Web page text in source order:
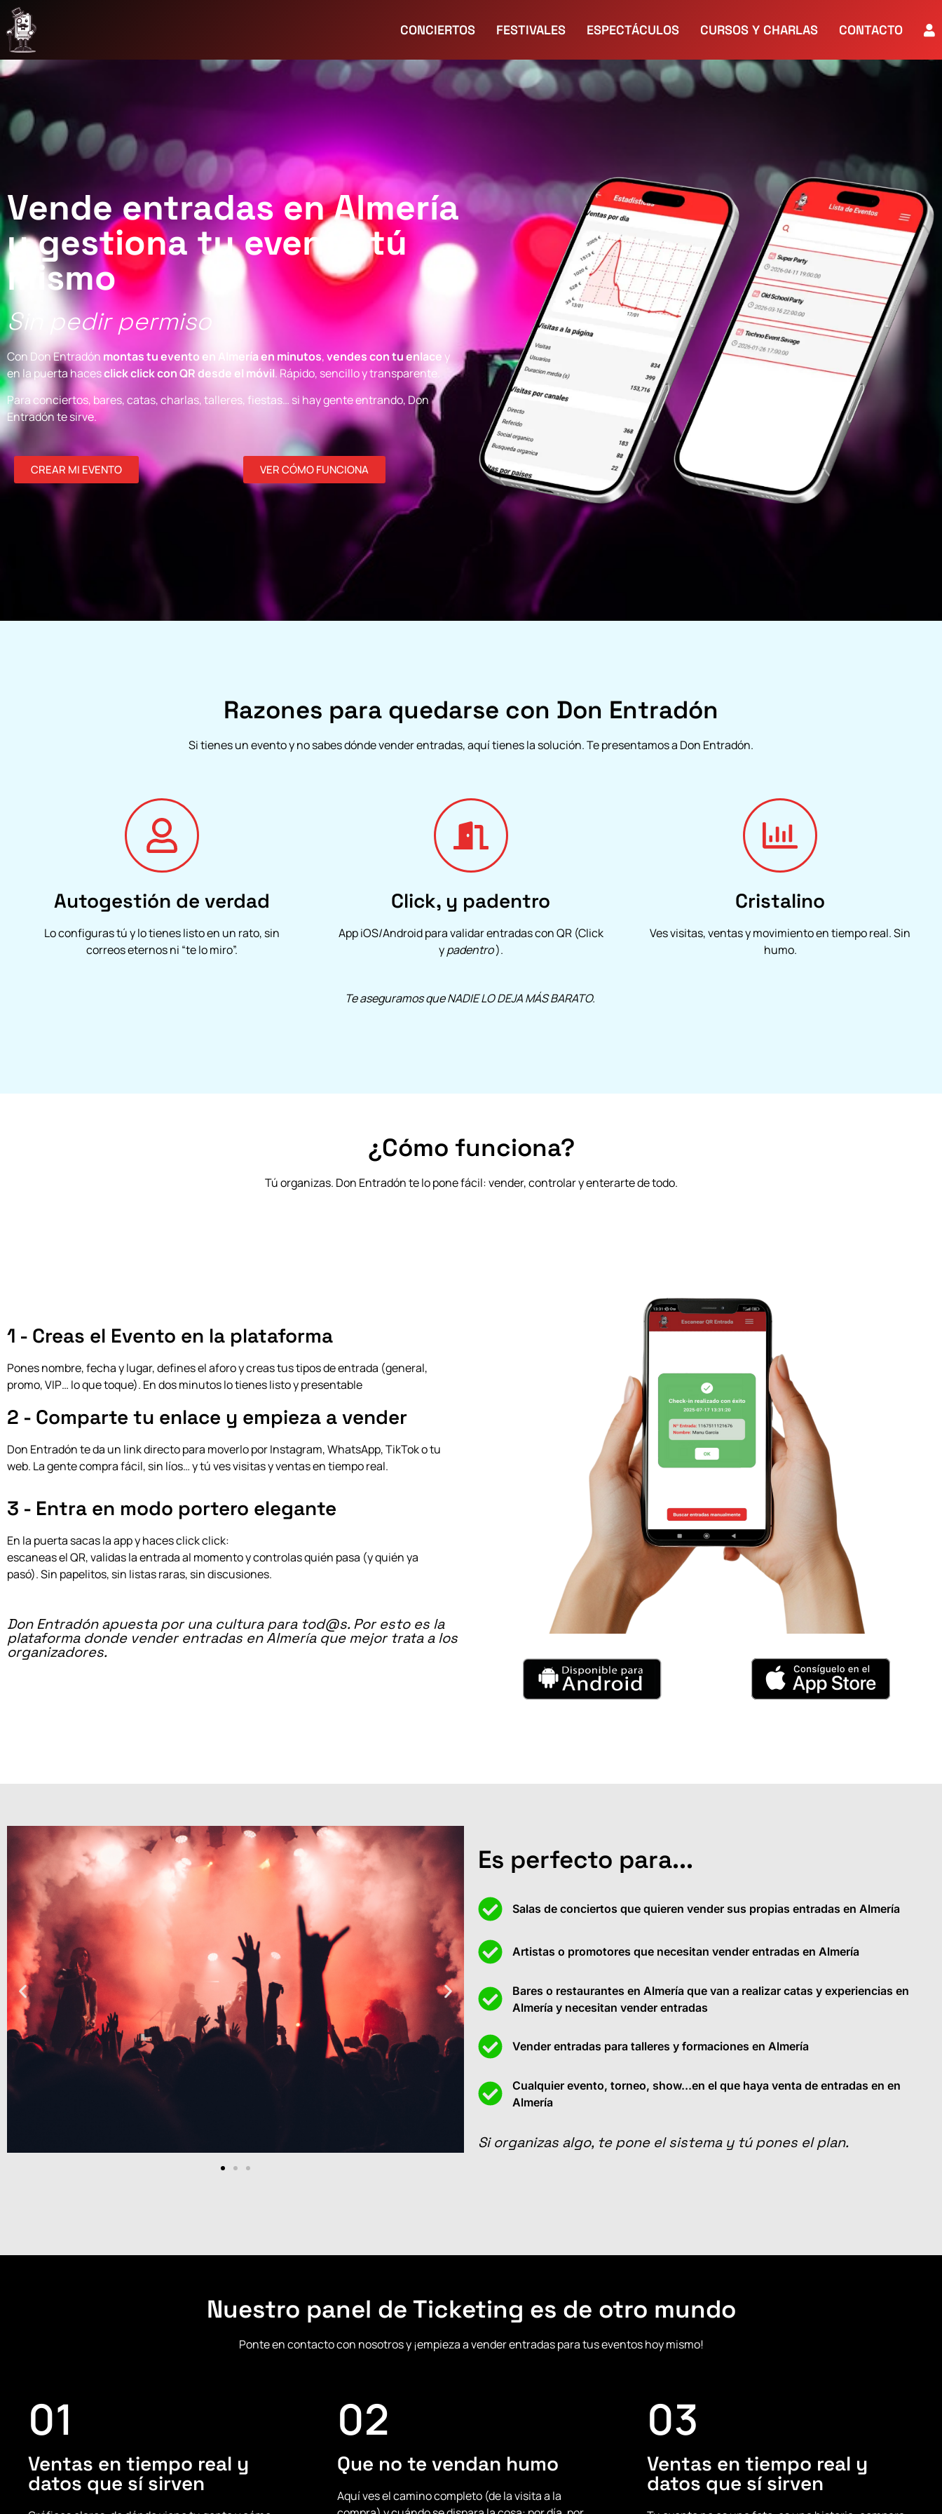
CONCIERTOS FESTIVALES ESPECTÁCULOS CURSOS Y CHARLAS CONTACTO
Vende entradas en Almería
y gestiona tu evento tú
mismo
Sin pedir permiso
Con Don Entradón montas tu evento en Almería en minutos,vendes con tu enlace y
en la puerta hacesclick click con QR desde el móvil. Rápido, sencillo y transparente.
Para conciertos, bares, catas, charlas, talleres, fiestas… si hay gente entrando, Don
Entradón te sirve.
CREAR MI EVENTO VER CÓMO FUNCIONA
Razones para quedarse con Don Entradón
Si tienes un evento y no sabes dónde vender entradas, aquí tienes la solución. Te presentamos a Don Entradón.
Autogestión de verdad
Lo configuras tú y lo tienes listo en un rato, sin
correos eternos ni “te lo miro”.
Click, y padentro
App iOS/Android para validar entradas con QR (Click
ypadentro).
Cristalino
Ves visitas, ventas y movimiento en tiempo real. Sin
humo.
Te aseguramos que NADIE LO DEJA MÁS BARATO.
¿Cómo funciona?
Tú organizas. Don Entradón te lo pone fácil: vender, controlar y enterarte de todo.
1 - Creas el Evento en la plataforma
Pones nombre, fecha y lugar, defines el aforo y creas tus tipos de entrada (general,
promo, VIP… lo que toque). En dos minutos lo tienes listo y presentable
2 - Comparte tu enlace y empieza a vender
Don Entradón te da un link directo para moverlo por Instagram, WhatsApp, TikTok o tu
web. La gente compra fácil, sin líos… y tú ves visitas y ventas en tiempo real.
3 - Entra en modo portero elegante
En la puerta sacas la app y haces click click:
escaneas el QR, validas la entrada al momento y controlas quién pasa (y quién ya
pasó). Sin papelitos, sin listas raras, sin discusiones.
Don Entradón apuesta por una cultura para tod@s. Por esto es la
plataforma donde vender entradas en Almería que mejor trata a los
organizadores.
Es perfecto para...
Salas de conciertos que quieren vender sus propias entradas en Almería
Artistas o promotores que necesitan vender entradas en Almería
Bares o restaurantes en Almería que van a realizar catas y experiencias en
Almería y necesitan vender entradas
Vender entradas para talleres y formaciones en Almería
Cualquier evento, torneo, show...en el que haya venta de entradas en en
Almería
Si organizas algo, te pone el sistema y tú pones el plan.
Nuestro panel de Ticketing es de otro mundo
Ponte en contacto con nosotros y ¡empieza a vender entradas para tus eventos hoy mismo!
01
Ventas en tiempo real y
datos que sí sirven
02
Que no te vendan humo
Aquí ves el camino completo (de la visita a la
03
Ventas en tiempo real y
datos que sí sirven